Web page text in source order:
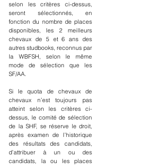
selon les critères ci-dessus,
seront sélectionnés, en
fonction du nombre de places
disponibles, les 2 meilleurs
chevaux de 5 et 6 ans des
autres studbooks, reconnus par
la WBFSH, selon le même
mode de sélection que les
SF/AA.
Si le quota de chevaux de
chevaux n’est toujours pas
atteint selon les critères ci-
dessus, le comité de sélection
de la SHF, se réserve le droit,
après examen de l’historique
des résultats des candidats,
d’attribuer à un ou des
candidats, la ou les places